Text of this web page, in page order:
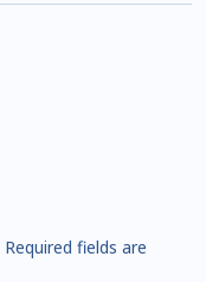
Required fields are